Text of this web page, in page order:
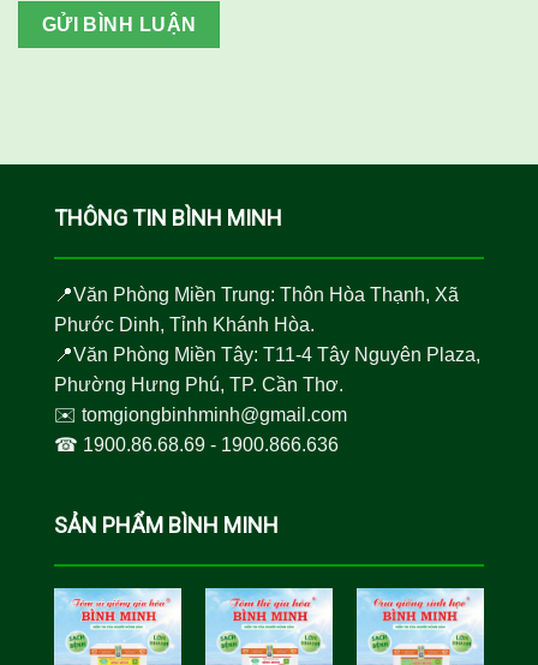
THÔNG TIN BÌNH MINH
📍Văn Phòng Miền Trung: Thôn Hòa Thạnh, Xã
Phước Dinh, Tỉnh Khánh Hòa.
📍Văn Phòng Miền Tây: T11-4 Tây Nguyên Plaza,
Phường Hưng Phú, TP. Cần Thơ.
✉️ tomgiongbinhminh@gmail.com
☎︎ 1900.86.68.69- 1900.866.636
SẢN PHẨM BÌNH MINH